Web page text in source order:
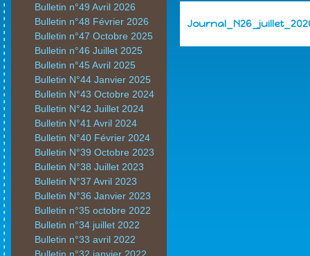
Bulletin n°49 Avril 2026
Bulletin n°48 Février 2026
Bulletin n°47 Octobre 2025
Bulletin n°46 Juillet 2025
Bulletin n°45 Avril 2025
Bulletin N°44 Janvier 2025
Bulletin N°43 Octobre 2024
Bulletin N°42 Juillet 2024
Bulletin N°41 Avril 2024
Bulletin N°40 Février 2024
Bulletin N°39 Octobre 2023
Bulletin N°38 Juillet 2023
Bulletin N°37 Avril 2023
Bulletin N°36 Janvier 2023
Bulletin n°35 octobre 2022
Bulletin n°34 juillet 2022
Bulletin n°33 avril 2022